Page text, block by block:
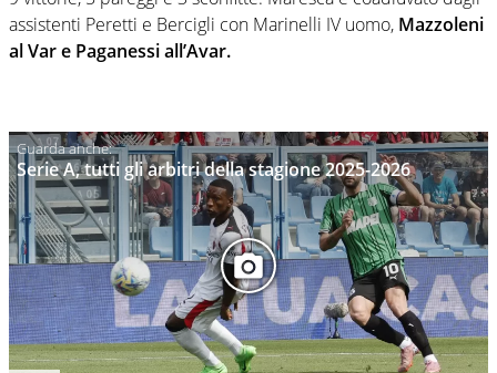
assistenti Peretti e Bercigli con Marinelli IV uomo, Mazzoleni
al Var e Paganessi all’Avar.
Serie A, tutti gli arbitri della stagione 2025-2026